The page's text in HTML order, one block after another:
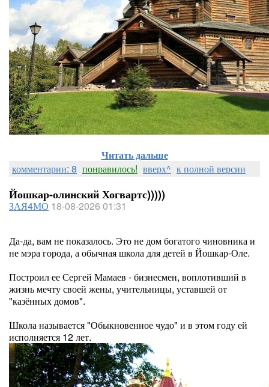
Читать дальше
комментарии: 8 понравилось! вверх^ к полной версии
Йошкар-олинский Хогвартс)))))
ЗАЯ4МО 18-08-2026 01:31
Да-да, вам не показалось. Это не дом богатого чиновника и
не мэра города, а обычная школа для детей в Йошкар-Оле.
Построил ее Сергей Мамаев - бизнесмен, воплотивший в
жизнь мечту своей жены, учительницы, уставшей от
"казённых домов".
Школа называется "Обыкновенное чудо" и в этом году ей
исполняется 12 лет.